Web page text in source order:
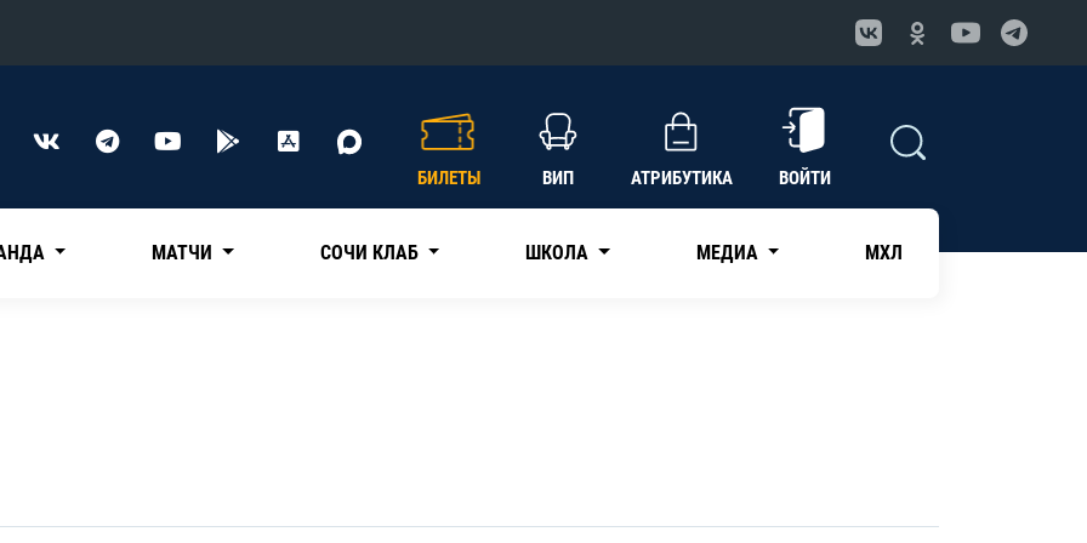
Конференция «Восток»
БИЛЕТЫ ВИП АТРИБУТИКА ВОЙТИ
МАТЧИ СОЧИ КЛАБ ШКОЛА МЕДИА МХЛ